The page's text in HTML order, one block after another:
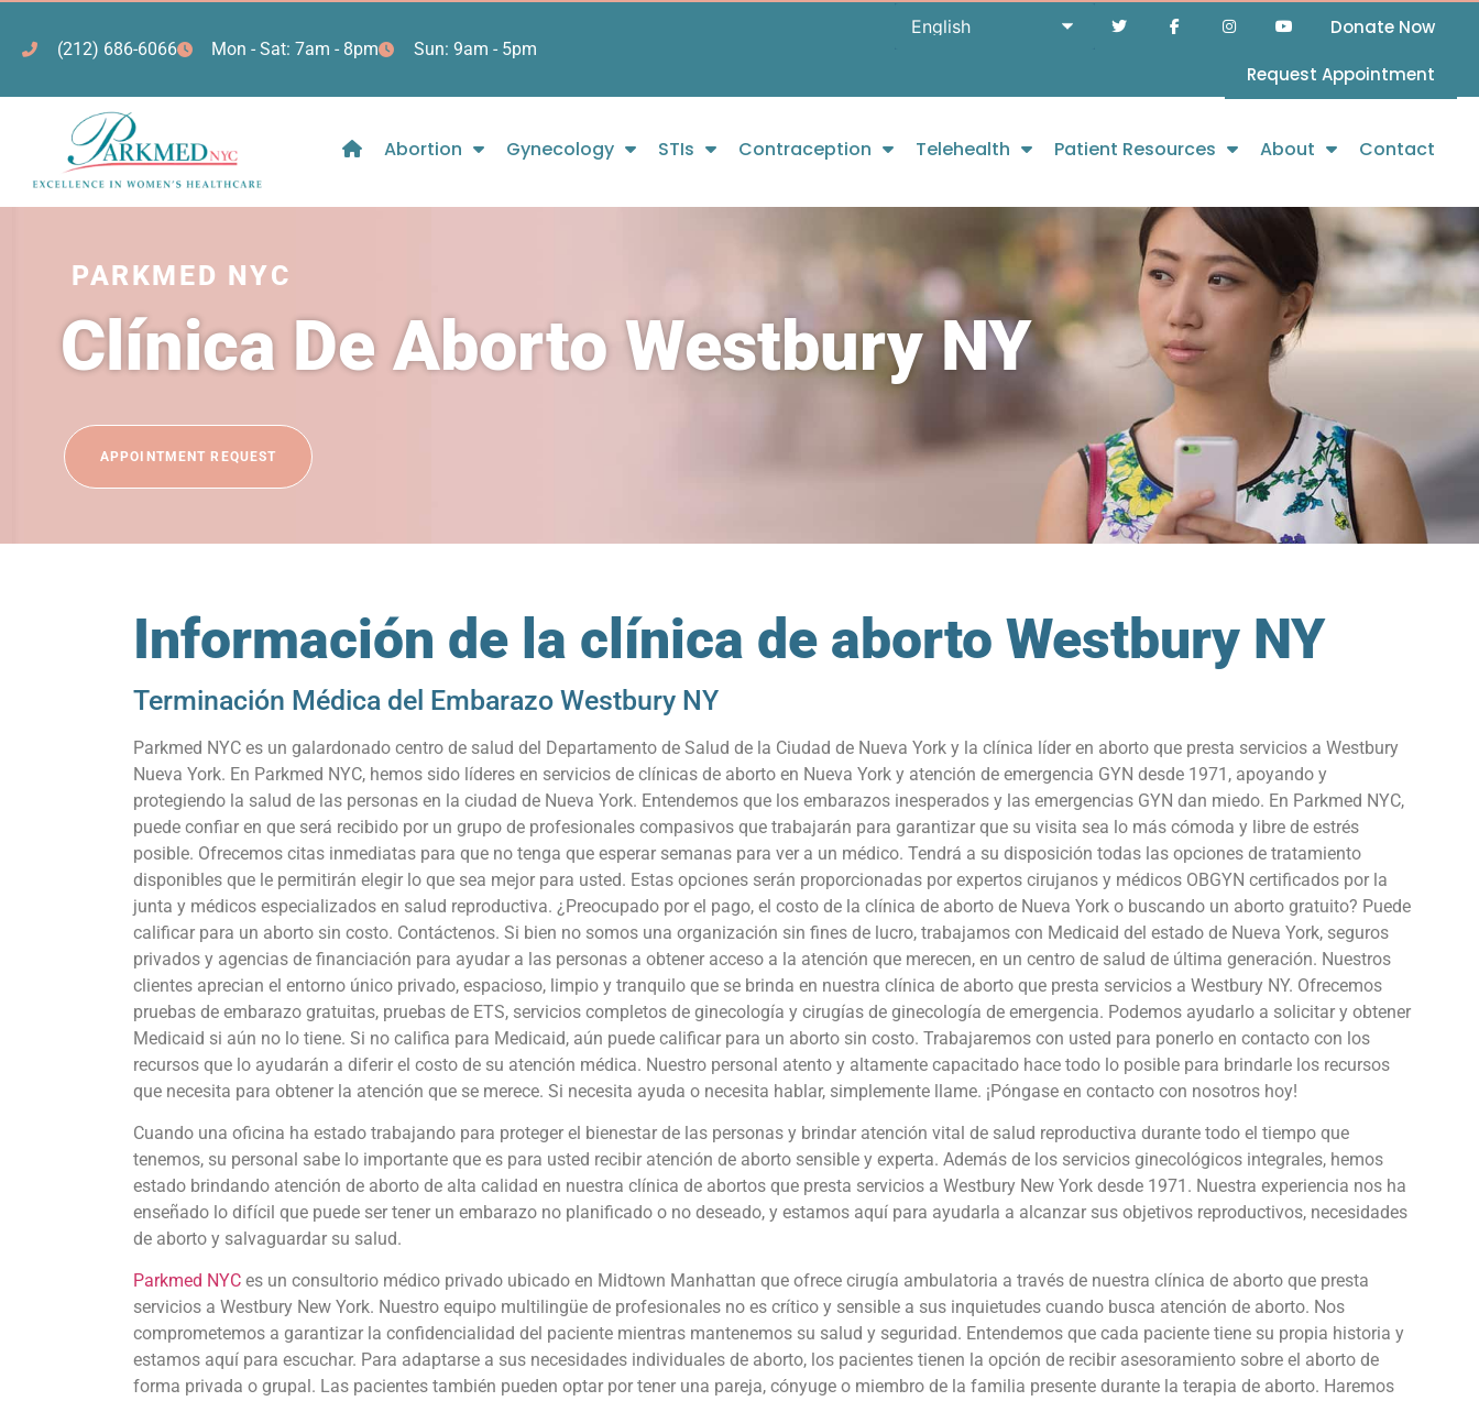
(212) 686-6066 Mon - Sat: 7am - 8pm Sun: 9am - 5pm
Donate Now
Request Appointment
Abortion Gynecology STIs Contraception Telehealth Patient Resources About Contact
PARKMED NYC
Clínica De Aborto Westbury NY
APPOINTMENT REQUEST
Información de la clínica de aborto Westbury NY
Terminación Médica del Embarazo Westbury NY
Parkmed NYC es un galardonado centro de salud del Departamento de Salud de la Ciudad de Nueva York y la clínica líder en aborto que presta servicios a Westbury
Nueva York. En Parkmed NYC, hemos sido líderes en servicios de clínicas de aborto en Nueva York y atención de emergencia GYN desde 1971, apoyando y
protegiendo la salud de las personas en la ciudad de Nueva York. Entendemos que los embarazos inesperados y las emergencias GYN dan miedo. En Parkmed NYC,
puede confiar en que será recibido por un grupo de profesionales compasivos que trabajarán para garantizar que su visita sea lo más cómoda y libre de estrés
posible. Ofrecemos citas inmediatas para que no tenga que esperar semanas para ver a un médico. Tendrá a su disposición todas las opciones de tratamiento
disponibles que le permitirán elegir lo que sea mejor para usted. Estas opciones serán proporcionadas por expertos cirujanos y médicos OBGYN certificados por la
junta y médicos especializados en salud reproductiva. ¿Preocupado por el pago, el costo de la clínica de aborto de Nueva York o buscando un aborto gratuito? Puede
calificar para un aborto sin costo. Contáctenos. Si bien no somos una organización sin fines de lucro, trabajamos con Medicaid del estado de Nueva York, seguros
privados y agencias de financiación para ayudar a las personas a obtener acceso a la atención que merecen, en un centro de salud de última generación. Nuestros
clientes aprecian el entorno único privado, espacioso, limpio y tranquilo que se brinda en nuestra clínica de aborto que presta servicios a Westbury NY. Ofrecemos
pruebas de embarazo gratuitas, pruebas de ETS, servicios completos de ginecología y cirugías de ginecología de emergencia. Podemos ayudarlo a solicitar y obtener
Medicaid si aún no lo tiene. Si no califica para Medicaid, aún puede calificar para un aborto sin costo. Trabajaremos con usted para ponerlo en contacto con los
recursos que lo ayudarán a diferir el costo de su atención médica. Nuestro personal atento y altamente capacitado hace todo lo posible para brindarle los recursos
que necesita para obtener la atención que se merece. Si necesita ayuda o necesita hablar, simplemente llame. ¡Póngase en contacto con nosotros hoy!
Cuando una oficina ha estado trabajando para proteger el bienestar de las personas y brindar atención vital de salud reproductiva durante todo el tiempo que
tenemos, su personal sabe lo importante que es para usted recibir atención de aborto sensible y experta. Además de los servicios ginecológicos integrales, hemos
estado brindando atención de aborto de alta calidad en nuestra clínica de abortos que presta servicios a Westbury New York desde 1971. Nuestra experiencia nos ha
enseñado lo difícil que puede ser tener un embarazo no planificado o no deseado, y estamos aquí para ayudarla a alcanzar sus objetivos reproductivos, necesidades
de aborto y salvaguardar su salud.
Parkmed NYCes un consultorio médico privado ubicado en Midtown Manhattan que ofrece cirugía ambulatoria a través de nuestra clínica de aborto que presta
servicios a Westbury New York. Nuestro equipo multilingüe de profesionales no es crítico y sensible a sus inquietudes cuando busca atención de aborto. Nos
comprometemos a garantizar la confidencialidad del paciente mientras mantenemos su salud y seguridad. Entendemos que cada paciente tiene su propia historia y
estamos aquí para escuchar. Para adaptarse a sus necesidades individuales de aborto, los pacientes tienen la opción de recibir asesoramiento sobre el aborto de
forma privada o grupal. Las pacientes también pueden optar por tener una pareja, cónyuge o miembro de la familia presente durante la terapia de aborto. Haremos